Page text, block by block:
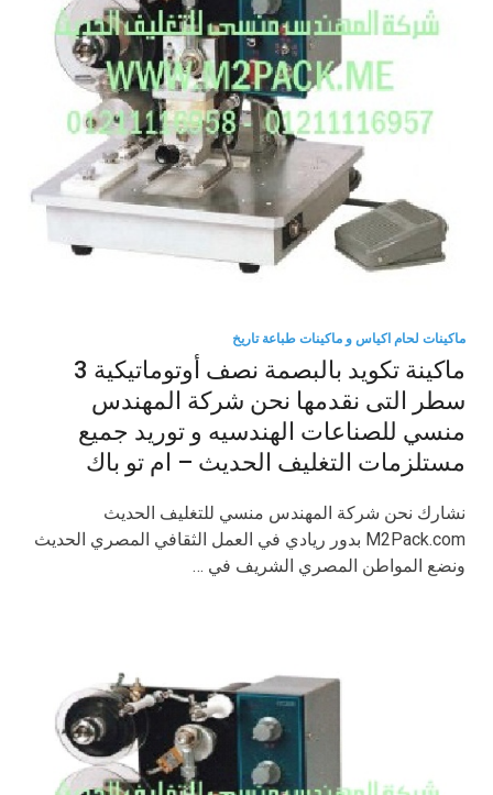
ماكينات لحام اكياس و ماكينات طباعة تاريخ
ماكينة تكويد بالبصمة نصف أوتوماتيكية 3
سطر التى نقدمها نحن شركة المهندس
منسي للصناعات الهندسيه و توريد جميع
مستلزمات التغليف الحديث – ام تو باك
نشارك نحن شركة المهندس منسي للتغليف الحديث
M2Pack.com بدور ريادي في العمل الثقافي المصري الحديث
ونضع المواطن المصري الشريف في …